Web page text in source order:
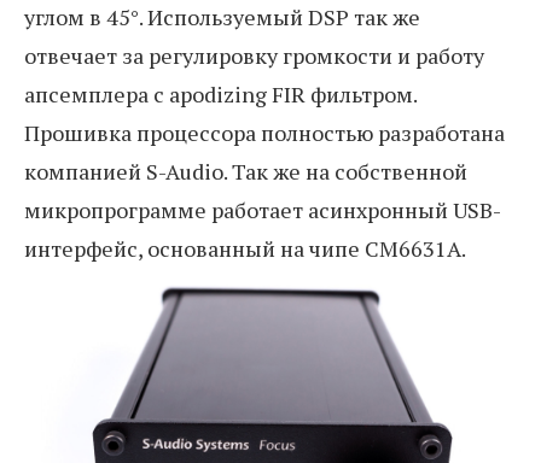
углом в 45°. Используемый DSP так же
отвечает за регулировку громкости и работу
апсемплера с apodizing FIR фильтром.
Прошивка процессора полностью разработана
компанией S-Audio. Так же на собственной
микропрограмме работает асинхронный USB-
интерфейс, основанный на чипе CM6631A.